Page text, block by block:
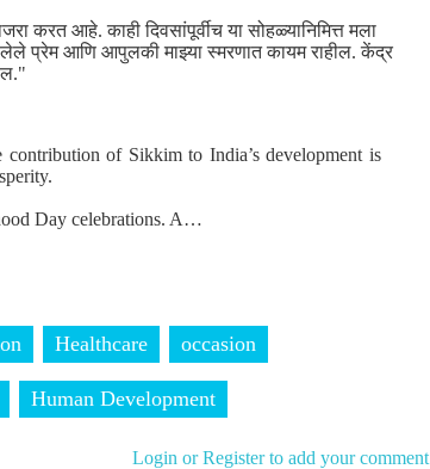
करत आहे. काही दिवसांपूर्वीच या सोहळ्यानिमित्त मला
प्रेम आणि आपुलकी माझ्या स्मरणात कायम राहील. केंद्र
of Sikkim to India’s development is
Day celebrations. A…
Healthcare occasion
Human Development
Login or Register to add your comment